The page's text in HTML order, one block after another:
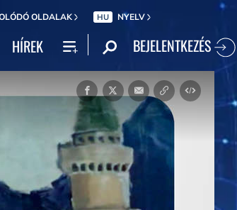
OLDALAK HU NYELV
HÍREK BEJELENTKEZÉS